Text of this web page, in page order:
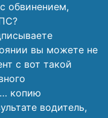
обвинением,
вы можете не
с вот такой
копию
водитель,